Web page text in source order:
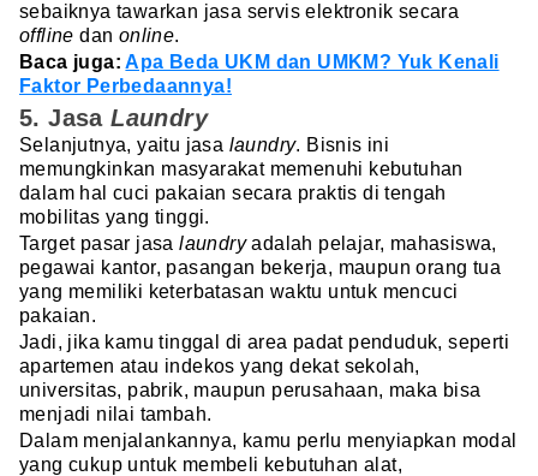
sebaiknya tawarkan jasa servis elektronik secara
offline dan online.
Baca juga:Apa Beda UKM dan UMKM? Yuk Kenali
Faktor Perbedaannya!
5. JasaLaundry
Selanjutnya, yaitu jasa laundry. Bisnis ini
memungkinkan masyarakat memenuhi kebutuhan
dalam hal cuci pakaian secara praktis di tengah
mobilitas yang tinggi.
Target pasar jasalaundryadalah pelajar, mahasiswa,
pegawai kantor, pasangan bekerja, maupun orang tua
yang memiliki keterbatasan waktu untuk mencuci
pakaian.
Jadi, jika kamu tinggal di area padat penduduk, seperti
apartemen atau indekos yang dekat sekolah,
universitas, pabrik, maupun perusahaan, maka bisa
menjadi nilai tambah.
Dalam menjalankannya, kamu perlu menyiapkan modal
yang cukup untuk membeli kebutuhan alat,